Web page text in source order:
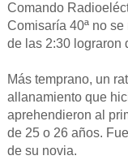
Comando
Comisaría 40ª no
de las 2:30 lograron
Más temprano, un
allanamiento que
aprehendieron al
de 25 o 26 años.
de su novia.